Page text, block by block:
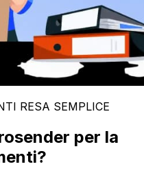
RESA SEMPLICE
per la